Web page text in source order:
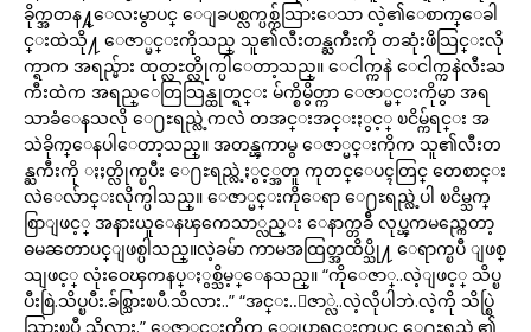
ခိုက္အတန႔္ေလးမွာပင္ ေျခပစ္လက္ပစ္က်သြားေသာ လဲ့၏ေစာက္ေခါ
င္းထဲသို႔ ေဇာ္မင္းကိုသည္ သူ၏လီးတန္ႀကီးကို တဆုံးဖိသြင္းလို
က္ရာက အရည္မ်ား ထုတ္လႊတ္လိုက္ပါေတာ့သည္။ ေငါက္ကနဲ ေငါက္ကနဲလီးႀ
ကီးထဲက အရည္ေတြသြန္ထုတ္ရင္း မ်က္စိမွိတ္ကာ ေဇာ္မင္းကိုမွာ အရ
သာခံေနသလို ေ႐ႊရည္လဲ့ကလဲ တအင္းအင္းႏွင့္ ၿငိမ္က်ရင္း အ
သဲခိုက္ေနပါေတာ့သည္။ အတန္ၾကာမွ ေဇာ္မင္းကိုက သူ၏လီးတ
န္ႀကီးကို ႏႈတ္လိုက္ၿပီး ေ႐ႊရည္လဲ့ႏွင့္အတူ ကုတင္ေပၚတြင္ တေစာင္း
လဲေလ်ာင္းလိုက္ပါသည္။ ေဇာ္မင္းကိုေရာ ေ႐ႊရည္လဲ့ပါ ၿငိမ္သက္
စြာျဖင့္ အနားယူေနၾကေသာ္လည္း ေနာက္တခ်ီ လုပ္ၾကမည္ကေတာ့
ဓမၼတာပင္ျဖစ္ပါသည္။လဲ့ခမ်ာ ကာမအထြတ္အထိပ္သို႔ ေရာက္ၿပီ ျဖစ္
သျဖင့္ လုံးဝေၾကနပ္ႏွစ္သိမ့္ေနသည္။ “ကိုေဇာ္..လဲ့ျဖင့္ သိပ္ၿ
ပီးစြဲ.သိပ္ၿပီး.ခ်စ္သြားၿပီ.သိလား..” “အင္း..ေဇာ္လဲ..လဲ့လိုပါဘဲ.လဲ့ကို သိပ္စြဲ
သြားၿပီ သိလား.” ေဇာ္မင္းကိုက ေျပာရင္းကပင္ ေ႐ႊရည္လဲ့၏